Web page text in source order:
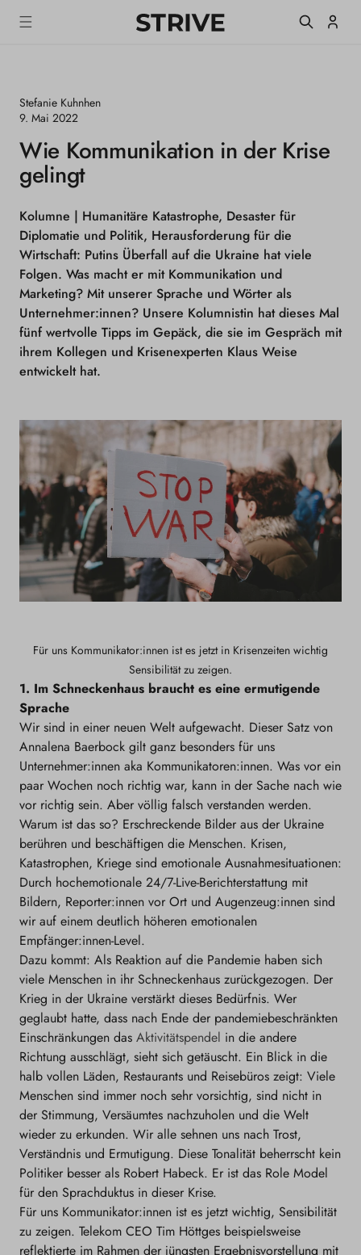
S
T
a
z
e
Stefanie Kuhnhen
9. Mai 2022
Wie Kommunikation in der Krise
gelingt
Kolumne | Humanitäre Katastrophe, Desaster für
Diplomatie und Politik, Herausforderung für die
Wirtschaft: Putins Überfall auf die Ukraine hat viele
Folgen. Was macht er mit Kommunikation und
Marketing? Mit unserer Sprache und Wörter als
Unternehmer:innen? Unsere Kolumnistin hat dieses Mal
fünf wertvolle Tipps im Gepäck, die sie im Gespräch mit
ihrem Kollegen und Krisenexperten Klaus Weise
entwickelt hat.
Für uns Kommunikator:innen ist es jetzt in Krisenzeiten wichtig
Sensibilität zu zeigen.
1. Im Schneckenhaus braucht es eine ermutigende
Sprache
Wir sind in einer neuen Welt aufgewacht. Dieser Satz von
Annalena Baerbock gilt ganz besonders für uns
Unternehmer:innen aka Kommunikatoren:innen. Was vor ein
paar Wochen noch richtig war, kann in der Sache nach wie
vor richtig sein. Aber völlig falsch verstanden werden.
Warum ist das so? Erschreckende Bilder aus der Ukraine
berühren und beschäftigen die Menschen. Krisen,
Katastrophen, Kriege sind emotionale Ausnahmesituationen:
Durch hochemotionale 24/7-Live-Berichterstattung mit
Bildern, Reporter:innen vor Ort und Augenzeug:innen sind
wir auf einem deutlich höheren emotionalen
Empfänger:innen-Level.
Dazu kommt: Als Reaktion auf die Pandemie haben sich
viele Menschen in ihr Schneckenhaus zurückgezogen. Der
Krieg in der Ukraine verstärkt dieses Bedürfnis. Wer
geglaubt hatte, dass nach Ende der pandemiebeschränkten
Einschränkungen das Aktivitätspendel in die andere
Richtung ausschlägt, sieht sich getäuscht. Ein Blick in die
halb vollen Läden, Restaurants und Reisebüros zeigt: Viele
Menschen sind immer noch sehr vorsichtig, sind nicht in
der Stimmung, Versäumtes nachzuholen und die Welt
wieder zu erkunden. Wir alle sehnen uns nach Trost,
Verständnis und Ermutigung. Diese Tonalität beherrscht kein
Politiker besser als Robert Habeck. Er ist das Role Model
für den Sprachduktus in dieser Krise.
Für uns Kommunikator:innen ist es jetzt wichtig, Sensibilität
zu zeigen. Telekom CEO Tim Höttges beispielsweise
reflektierte im Rahmen der jüngsten Ergebnisvorstellung mit